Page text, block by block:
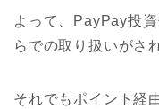
よって、PayPay投
らでの取り扱いがさ
それでもポイント経